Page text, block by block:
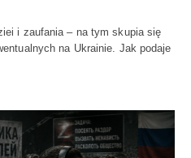
i zaufania – na tym skupia się
na Ukrainie. Jak podaje